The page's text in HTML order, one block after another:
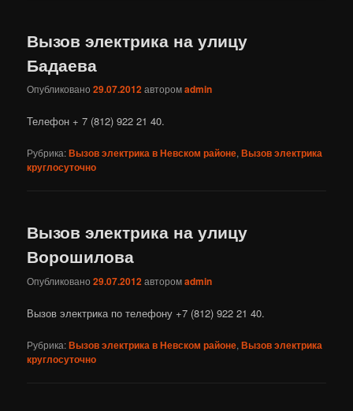
Вызов электрика на улицу
Бадаева
Опубликовано29.07.2012авторомadmin
Телефон + 7 (812) 922 21 40.
Рубрика:Вызов электрика в Невском районе,Вызов электрика
круглосуточно
Вызов электрика на улицу
Ворошилова
Опубликовано29.07.2012авторомadmin
Вызов электрика по телефону +7 (812) 922 21 40.
Рубрика:Вызов электрика в Невском районе,Вызов электрика
круглосуточно